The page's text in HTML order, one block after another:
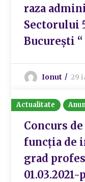
raza
Sectorului
București “
Ionut 29
Actualitate
Concurs
funcția de
grad